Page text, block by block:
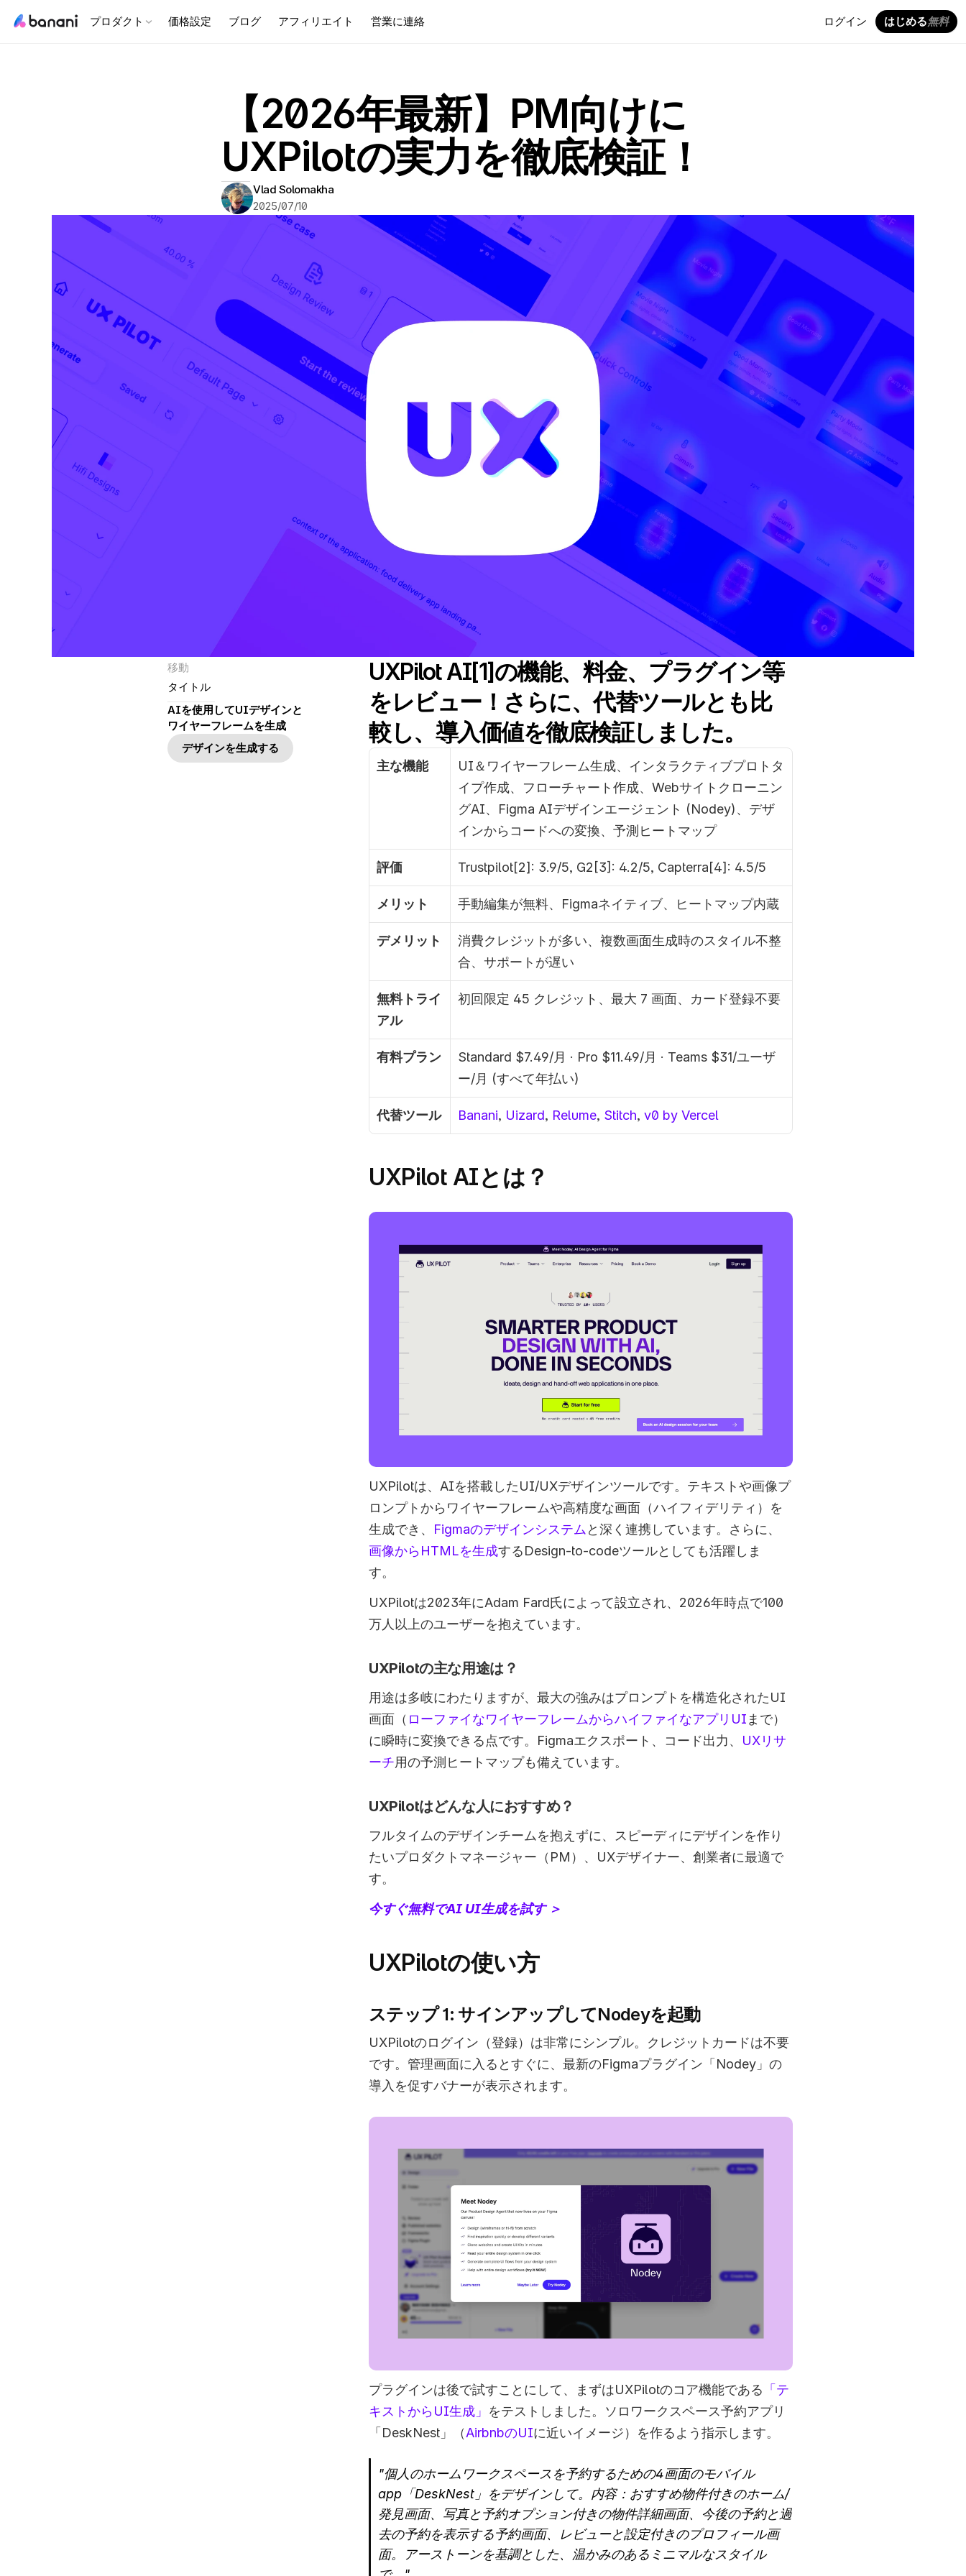
プロダクト 価格設定 ブログ アフィリエイト 営業に連絡 ログイン はじめる無料
【2026年最新】PM向けに
UXPilotの実力を徹底検証！
Vlad Solomakha
2025/07/10
移動
タイトル
AIを使用してUIデザインと
ワイヤーフレームを生成
デザインを生成する
UXPilot AI[1]の機能、料金、プラグイン等
をレビュー！さらに、代替ツールとも比
較し、導入価値を徹底検証しました。
主な機能
UI＆ワイヤーフレーム生成、インタラクティブプロトタ
イプ作成、フローチャート作成、Webサイトクローニン
グAI、Figma AIデザインエージェント (Nodey)、デザ
インからコードへの変換、予測ヒートマップ
評価 Trustpilot[2]: 3.9/5, G2[3]: 4.2/5, Capterra[4]: 4.5/5
メリット 手動編集が無料、Figmaネイティブ、ヒートマップ内蔵
デメリット
消費クレジットが多い、複数画面生成時のスタイル不整
合、サポートが遅い
無料トライ
アル
初回限定 45 クレジット、最大 7 画面、カード登録不要
有料プラン
Standard $7.49/月 · Pro $11.49/月 · Teams $31/ユーザ
ー/月 (すべて年払い)
代替ツール Banani, Uizard, Relume, Stitch, v0 by Vercel
UXPilot AIとは？
UXPilotは、AIを搭載したUI/UXデザインツールです。テキストや画像プ
ロンプトからワイヤーフレームや高精度な画面（ハイフィデリティ）を
生成でき、 Figmaのデザインシステム と深く連携しています。さらに、
画像からHTMLを生成するDesign-to-codeツールとしても活躍しま
す。
UXPilotは2023年にAdam Fard氏によって設立され、2026年時点で100
万人以上のユーザーを抱えています。
UXPilotの主な用途は？
用途は多岐にわたりますが、最大の強みはプロンプトを構造化されたUI
画面（ ローファイなワイヤーフレームからハイファイなアプリUI まで）
に瞬時に変換できる点です。Figmaエクスポート、コード出力、 UXリサ
ーチ用の予測ヒートマップも備えています。
UXPilotはどんな人におすすめ？
フルタイムのデザインチームを抱えずに、スピーディにデザインを作り
たいプロダクトマネージャー（PM）、UXデザイナー、創業者に最適で
す。
今すぐ無料でAI UI生成を試す ＞
UXPilotの使い方
ステップ 1: サインアップしてNodeyを起動
UXPilotのログイン（登録）は非常にシンプル。クレジットカードは不要
です。管理画面に入るとすぐに、最新のFigmaプラグイン「Nodey」の
導入を促すバナーが表示されます。
プラグインは後で試すことにして、まずはUXPilotのコア機能である 「テ
キストからUI生成」 をテストしました。ソロワークスペース予約アプリ
「DeskNest」（AirbnbのUIに近いイメージ）を作るよう指示します。
"個人のホームワークスペースを予約するための4画面のモバイル
app「DeskNest」をデザインして。内容：おすすめ物件付きのホーム/
発見画面、写真と予約オプション付きの物件詳細画面、今後の予約と過
去の予約を表示する予約画面、レビューと設定付きのプロフィール画
面。アーストーンを基調とした、温かみのあるミニマルなスタイル